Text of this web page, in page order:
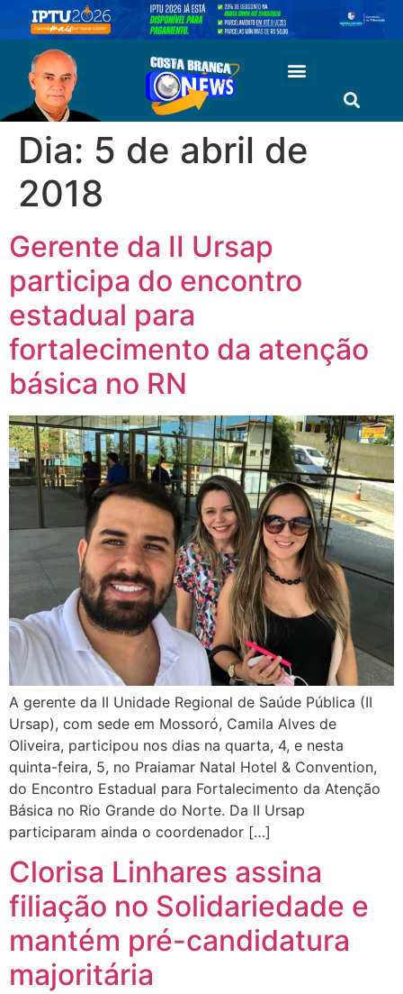
Dia: 5 de abril de
2018
Gerente da II Ursap
participa do encontro
estadual para
fortalecimento da atenção
básica no RN
A gerente da II Unidade Regional de Saúde Pública (II
Ursap), com sede em Mossoró, Camila Alves de
Oliveira, participou nos dias na quarta, 4, e nesta
quinta-feira, 5, no Praiamar Natal Hotel & Convention,
do Encontro Estadual para Fortalecimento da Atenção
Básica no Rio Grande do Norte. Da II Ursap
participaram ainda o coordenador […]
Clorisa Linhares assina
filiação no Solidariedade e
mantém pré-candidatura
majoritária